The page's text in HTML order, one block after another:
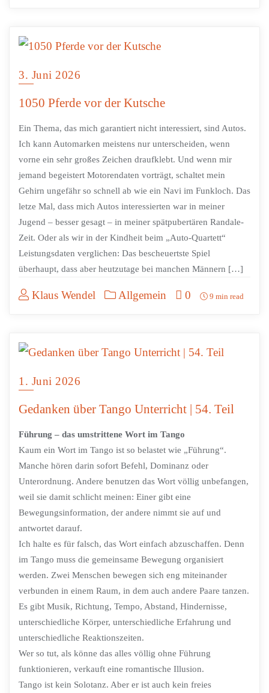
3. Juni 2026
1050 Pferde vor der Kutsche
Ein Thema, das mich garantiert nicht interessiert, sind Autos.
Ich kann Automarken meistens nur unterscheiden, wenn
vorne ein sehr großes Zeichen draufklebt. Und wenn mir
jemand begeistert Motorendaten vorträgt, schaltet mein
Gehirn ungefähr so schnell ab wie ein Navi im Funkloch. Das
letze Mal, dass mich Autos interessierten war in meiner
Jugend – besser gesagt – in meiner spätpubertären Randale-
Zeit. Oder als wir in der Kindheit beim „Auto-Quartett“
Leistungsdaten verglichen: Das bescheuertste Spiel
überhaupt, dass aber heutzutage bei manchen Männern […]
Klaus Wendel Allgemein 0 9 min read
1. Juni 2026
Gedanken über Tango Unterricht | 54. Teil
Führung – das umstrittene Wort im Tango
Kaum ein Wort im Tango ist so belastet wie „Führung“.
Manche hören darin sofort Befehl, Dominanz oder
Unterordnung. Andere benutzen das Wort völlig unbefangen,
weil sie damit schlicht meinen: Einer gibt eine
Bewegungsinformation, der andere nimmt sie auf und
antwortet darauf.
Ich halte es für falsch, das Wort einfach abzuschaffen. Denn
im Tango muss die gemeinsame Bewegung organisiert
werden. Zwei Menschen bewegen sich eng miteinander
verbunden in einem Raum, in dem auch andere Paare tanzen.
Es gibt Musik, Richtung, Tempo, Abstand, Hindernisse,
unterschiedliche Körper, unterschiedliche Erfahrung und
unterschiedliche Reaktionszeiten.
Wer so tut, als könne das alles völlig ohne Führung
funktionieren, verkauft eine romantische Illusion.
Tango ist kein Solotanz. Aber er ist auch kein freies